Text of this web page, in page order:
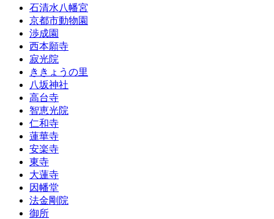
石清水八幡宮
京都市動物園
渉成園
西本願寺
寂光院
ききょうの里
八坂神社
高台寺
智恵光院
仁和寺
蓮華寺
安楽寺
東寺
大蓮寺
因幡堂
法金剛院
御所